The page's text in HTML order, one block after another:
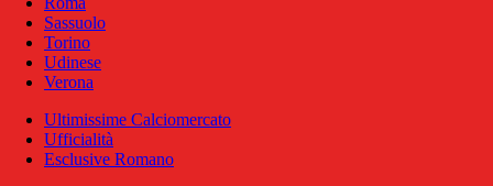
Sassuolo
Torino
Udinese
Verona
Ultimissime Calciomercato
Ufficialità
Esclusive Romano